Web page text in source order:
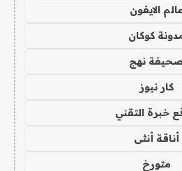
عالم الايفون
كوكان
نهج
كار نيوز
خبرة التقني
أناقة أنثى
متورخ